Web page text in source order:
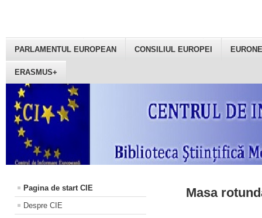
PARLAMENTUL EUROPEAN CONSILIUL EUROPEI
ERASMUS+
Pagina de start CIE
Despre CIE
Masa